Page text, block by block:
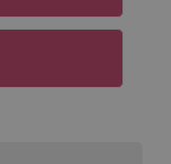
l'état de la
session.